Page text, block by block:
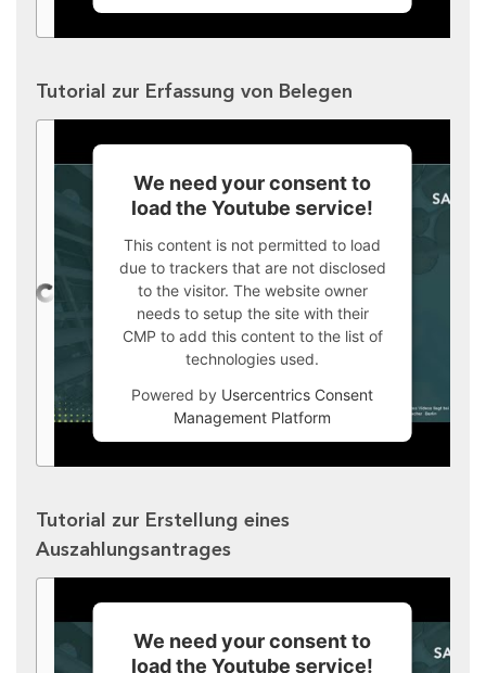
Tutorial zur Erfassung von Belegen
We need your consent to
load the Youtube service!
This content is not permitted to load
due to trackers that are not disclosed
to the visitor. The website owner
needs to setup the site with their
CMP to add this content to the list of
technologies used.
Powered by Usercentrics Consent
Management Platform
Tutorial zur Erstellung eines
Auszahlungsantrages
We need your consent to
load the Youtube service!